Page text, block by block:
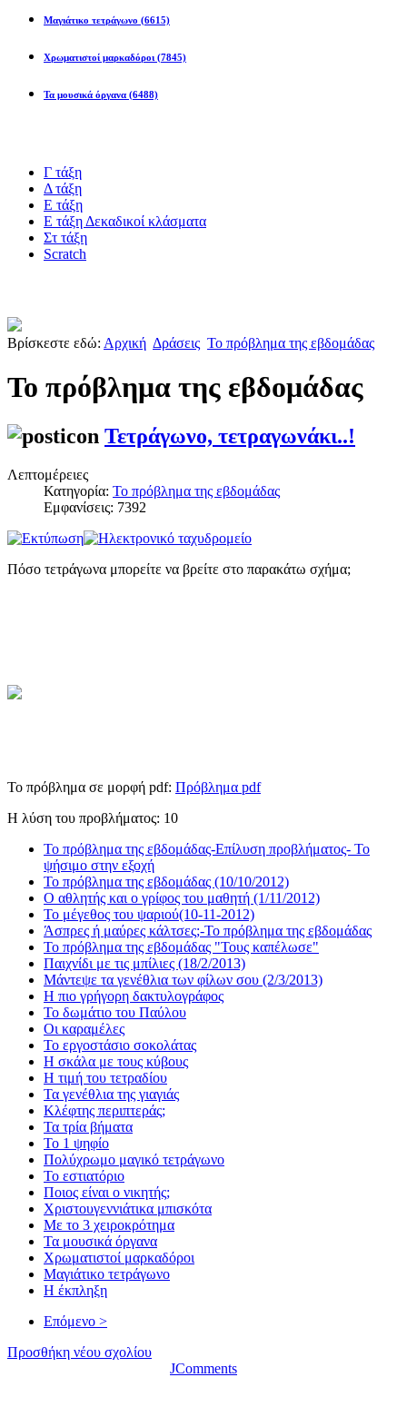
Μαγιάτικο τετράγωνο (6615)
Χρωματιστοί μαρκαδόροι (7845)
Τα μουσικά όργανα (6488)
Γ τάξη
Δ τάξη
Ε τάξη
Ε τάξη Δεκαδικοί κλάσματα
Στ τάξη
Scratch
Βρίσκεστε εδώ: Αρχική Δράσεις Το πρόβλημα της εβδομάδας
Το πρόβλημα της εβδομάδας
Τετράγωνο, τετραγωνάκι..!
Λεπτομέρειες
Κατηγορία: Το πρόβλημα της εβδομάδας
Εμφανίσεις: 7392
Πόσο τετράγωνα μπορείτε να βρείτε στο παρακάτω σχήμα;
Το πρόβλημα σε μορφή pdf: Πρόβλημα pdf
Η λύση του προβλήματος: 10
Το πρόβλημα της εβδομάδας-Επίλυση προβλήματος- Το
ψήσιμο στην εξοχή
Το πρόβλημα της εβδομάδας (10/10/2012)
Ο αθλητής και ο γρίφος του μαθητή (1/11/2012)
Το μέγεθος του ψαριού(10-11-2012)
Άσπρες ή μαύρες κάλτσες;-Το πρόβλημα της εβδομάδας
Το πρόβλημα της εβδομάδας "Τους καπέλωσε"
Παιχνίδι με τις μπίλιες (18/2/2013)
Μάντεψε τα γενέθλια των φίλων σου (2/3/2013)
Η πιο γρήγορη δακτυλογράφος
Το δωμάτιο του Παύλου
Οι καραμέλες
Το εργοστάσιο σοκολάτας
Η σκάλα με τους κύβους
Η τιμή του τετραδίου
Τα γενέθλια της γιαγιάς
Κλέφτης περιπτεράς;
Τα τρία βήματα
Το 1 ψηφίο
Πολύχρωμο μαγικό τετράγωνο
Το εστιατόριο
Ποιος είναι ο νικητής;
Χριστουγεννιάτικα μπισκότα
Με το 3 χειροκρότημα
Τα μουσικά όργανα
Χρωματιστοί μαρκαδόροι
Μαγιάτικο τετράγωνο
Η έκπληξη
Επόμενο >
Προσθήκη νέου σχολίου
JComments